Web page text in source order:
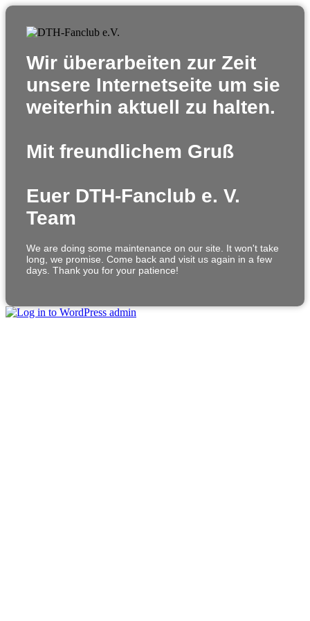
Wir überarbeiten zur Zeit
unsere Internetseite um sie
weiterhin aktuell zu halten.
Mit freundlichem Gruß
Euer DTH-Fanclub e. V.
Team
We are doing some maintenance on our site. It won't take
long, we promise. Come back and visit us again in a few
days. Thank you for your patience!